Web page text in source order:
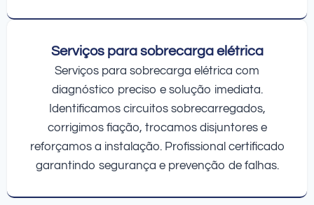
Serviços para sobrecarga elétrica
Serviços para sobrecarga elétrica com
diagnóstico preciso e solução imediata.
Identificamos circuitos sobrecarregados,
corrigimos fiação, trocamos disjuntores e
reforçamos a instalação. Profissional certificado
garantindo segurança e prevenção de falhas.